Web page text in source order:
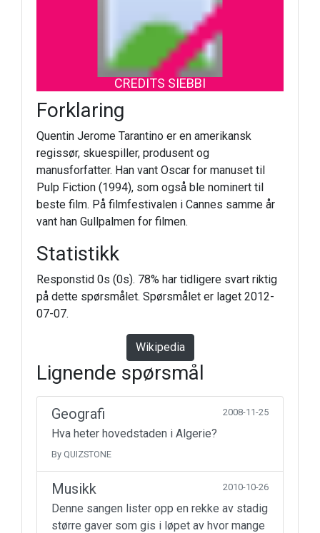
CREDITS SIEBBI
Forklaring
Quentin Jerome Tarantino er en amerikansk
regissør, skuespiller, produsent og
manusforfatter. Han vant Oscar for manuset til
Pulp Fiction (1994), som også ble nominert til
beste film. På filmfestivalen i Cannes samme år
vant han Gullpalmen for filmen.
Statistikk
Responstid 0s (0s). 78% har tidligere svart riktig
på dette spørsmålet. Spørsmålet er laget 2012-
07-07.
Wikipedia
Lignende spørsmål
Geografi 2008-11-25
Hva heter hovedstaden i Algerie?
By QUIZSTONE
Musikk 2010-10-26
Denne sangen lister opp en rekke av stadig
større gaver som gis i løpet av hvor mange